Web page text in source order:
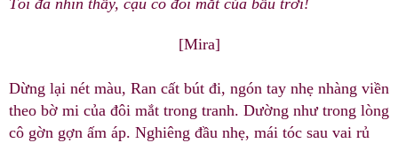
Tôi đã nhìn thấy, cậu có đôi mắt của bầu trời!
[Mira]
Dừng lại nét màu, Ran cất bút đi, ngón tay nhẹ nhàng viền
theo bờ mi của đôi mắt trong tranh. Dường như trong lòng
cô gờn gợn ấm áp. Nghiêng đầu nhẹ, mái tóc sau vai rủ